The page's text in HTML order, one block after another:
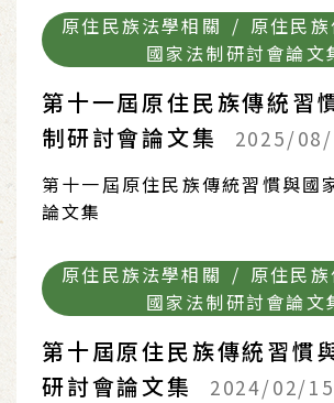
原住民族法學相關 / 原住民族
國家法制研討會論文
第十一屆原住民族傳統習
制研討會論文集
2025/
第十一屆原住民族傳統習慣與國
論文集
原住民族法學相關 / 原住民族
國家法制研討會論文
第十屆原住民族傳統習慣
研討會論文集
2024/02/15